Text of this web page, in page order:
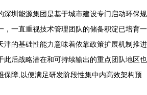
深圳能源集团是基于城市建设专门启动环保规
，一直重视技术管理团队的储备积淀已培育一
津的基础性能力意味着依靠政策扩展机制推进
此后战略潜在和可持续输出的重点团队地区也
保障,以便满足研发阶段性集中内高效架构预